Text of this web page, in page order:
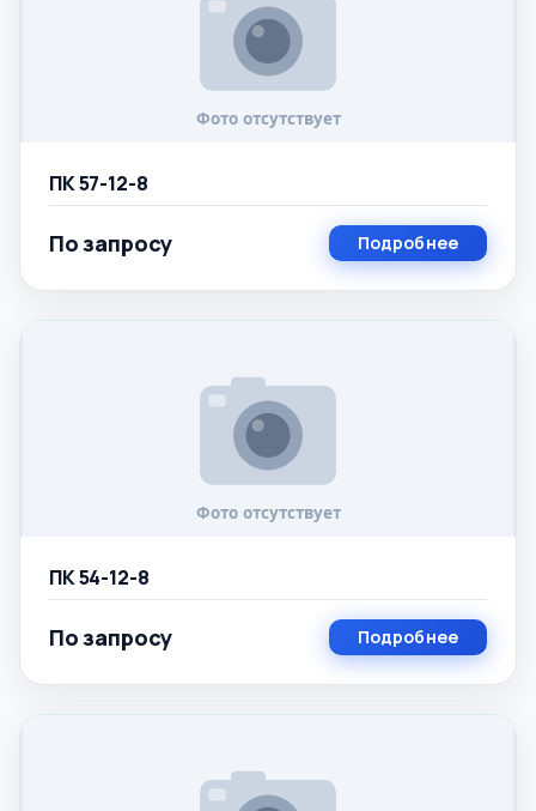
ПК 57-12-8
По запросу Подробнее
ПК 54-12-8
По запросу Подробнее